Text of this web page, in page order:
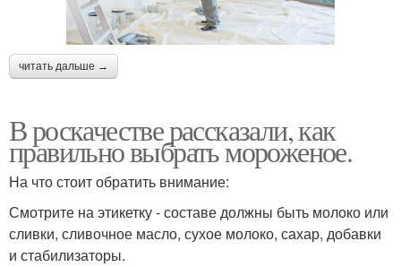
читать дальше →
В роскачестве рассказали, как
правильно выбрать мороженое.
На что стоит обратить внимание:
Смотрите на этикетку - составе должны быть молоко или
сливки, сливочное масло, сухое молоко, сахар, добавки
и стабилизаторы.